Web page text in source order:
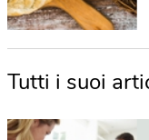
Tutti i suoi